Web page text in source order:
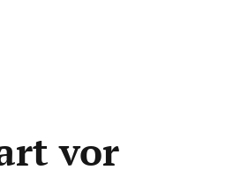
vor